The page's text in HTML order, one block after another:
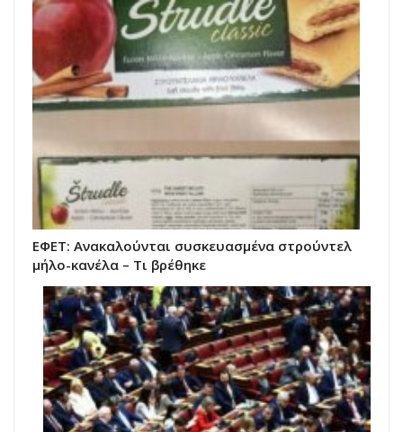
ΕΦΕΤ: Ανακαλούνται συσκευασμένα στρούντελ
μήλο-κανέλα – Τι βρέθηκε